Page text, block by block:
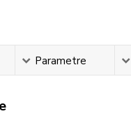
Parametre